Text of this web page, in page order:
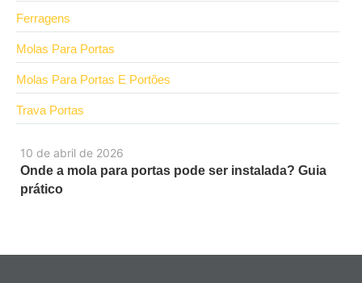
10 de abril de 2026
Onde a mola para portas pode ser instalada? Guia
prático
Ferragens
Molas Para Portas
Molas Para Portas E Portões
Trava Portas